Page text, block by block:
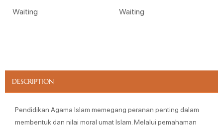
Waiting Waiting
DESCRIPTION
Pendidikan Agama Islam memegang peranan penting dalam
membentuk dan nilai moral umat Islam. Melalui pemahaman